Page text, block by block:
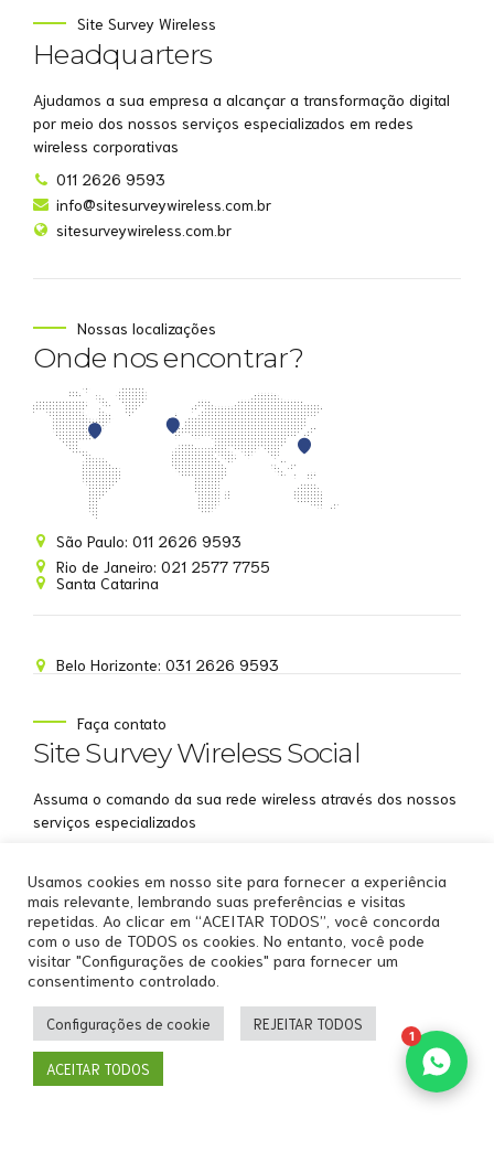
Site Survey Wireless
Headquarters
Ajudamos a sua empresa a alcançar a transformação digital
por meio dos nossos serviços especializados em redes
wireless corporativas
011 2626 9593
info@sitesurveywireless.com.br
sitesurveywireless.com.br
Nossas localizações
Onde nos encontrar?
São Paulo: 011 2626 9593
Rio de Janeiro: 021 2577 7755
Santa Catarina
Belo Horizonte: 031 2626 9593
Faça contato
Site Survey Wireless Social
Assuma o comando da sua rede wireless através dos nossos
serviços especializados
Copyright by
Home Sobre Nós
Serviços WiFi Profissionais
Soluções WiFi Profissionais
Clientes
Contato
Back to top
Usamos cookies em nosso site para fornecer a experiência
mais relevante, lembrando suas preferências e visitas
repetidas. Ao clicar em “ACEITAR TODOS”, você concorda
com o uso de TODOS os cookies. No entanto, você pode
visitar "Configurações de cookies" para fornecer um
consentimento controlado.
Configurações de cookie REJEITAR TODOS
ACEITAR TODOS
Site Survey Wireless
Online agora
EMAIL
WHATSAPP
Aceito receber comunicações da Site Survey
Wireless
Iniciar conversa
1